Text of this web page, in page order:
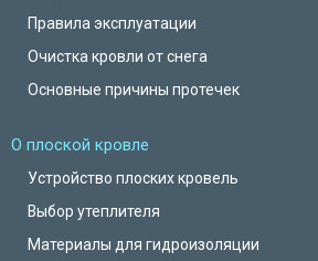
Правила эксплуатации
Очистка кровли от снега
Основные причины протечек
О плоской кровле
Устройство плоских кровель
Выбор утеплителя
Материалы для гидроизоляции